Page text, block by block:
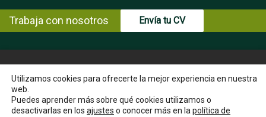
Trabaja con nosotros Envía tu CV
© Copyright ENCE 2026 MAPA WEB
AVISO LEGAL
INSTRUCCIONES PARA EL EJERCICIO DE DERECHOS DEL
Utilizamos cookies para ofrecerte la mejor experiencia en nuestra
web.
Puedes aprender más sobre qué cookies utilizamos o
desactivarlas en los ajustes o conocer más en la política de